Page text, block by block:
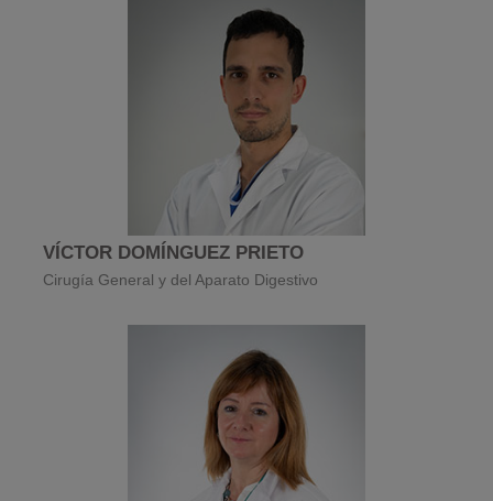
VÍCTOR DOMÍNGUEZ PRIETO
Cirugía General y del Aparato Digestivo